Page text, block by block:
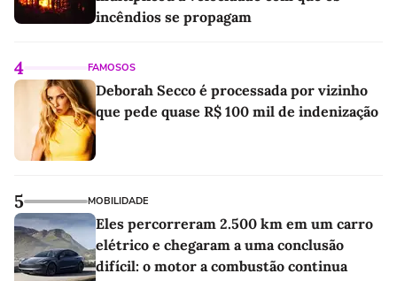
incêndios se propagam
4 FAMOSOS
Deborah Secco é processada por vizinho
que pede quase R$ 100 mil de indenização
5 MOBILIDADE
Eles percorreram 2.500 km em um carro
elétrico e chegaram a uma conclusão
difícil: o motor a combustão continua